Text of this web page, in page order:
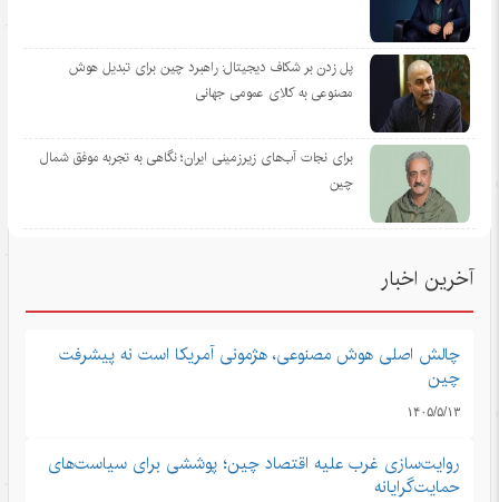
پل زدن بر شکاف دیجیتال: راهبرد چین برای تبدیل هوش
مصنوعی به کالای عمومی جهانی
برای نجات آب‌های زیرزمینی ایران؛ نگاهی به تجربه موفق شمال
چین
آخرین اخبار
چالش اصلی هوش مصنوعی، هژمونی آمریکا است نه پیشرفت
چین
۱۴۰۵/۵/۱۳
روایت‌سازی غرب علیه اقتصاد چین؛ پوششی برای سیاست‌های
حمایت‌گرایانه